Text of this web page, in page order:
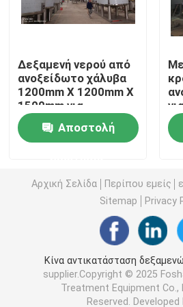
σύστημα καθαρισμού νερού
Βιομηχανικά συστήματα
Κινητές εγκαταστάσεις
Πακέτο Εγκαταστάσεις
Κατεργασία ύδατος
Εργοστάσιο νερού EDI
Δεξαμενή νερού από
ανοξείδωτο χάλυβα
1200mm X 1200mm X
1500mm για
βιομηχανική και
εμπορική χρήση
Αποστολή
Αρχική Σελίδα Περίπου εμείς
Sitemap
Privacy
Κίνα αντικατάσταση
supplier.Copyright © 2025
Treatment Equipment Co.,
Reserved. Developed